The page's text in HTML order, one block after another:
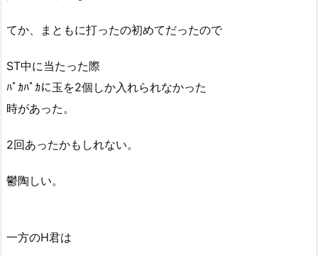
てか、まともに打ったの初めてだったので
ST中に当たった際
ﾊﾟｶﾊﾟｶに玉を2個しか入れられなかった
時があった。
2回あったかもしれない。
鬱陶しい。
一方のH君は